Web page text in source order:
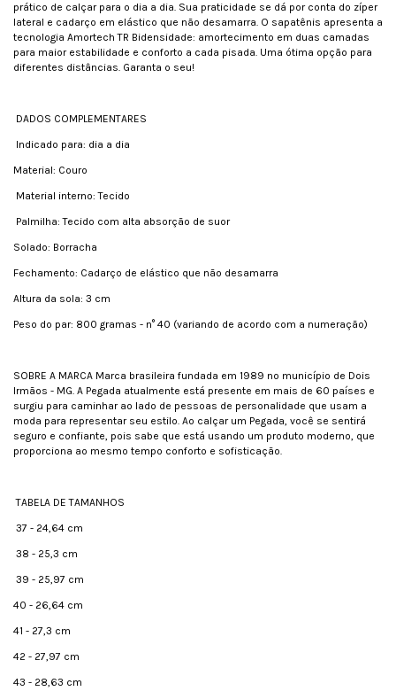
prático de calçar para o dia a dia. Sua praticidade se dá por conta do zíper
lateral e cadarço em elástico que não desamarra. O sapatênis apresenta a
tecnologia Amortech TR Bidensidade: amortecimento em duas camadas
para maior estabilidade e conforto a cada pisada. Uma ótima opção para
diferentes distâncias. Garanta o seu!
DADOS COMPLEMENTARES
Indicado para: dia a dia
Material: Couro
Material interno: Tecido
Palmilha: Tecido com alta absorção de suor
Solado: Borracha
Fechamento: Cadarço de elástico que não desamarra
Altura da sola: 3 cm
Peso do par: 800 gramas - n° 40 (variando de acordo com a numeração)
SOBRE A MARCA Marca brasileira fundada em 1989 no município de Dois
Irmãos - MG. A Pegada atualmente está presente em mais de 60 países e
surgiu para caminhar ao lado de pessoas de personalidade que usam a
moda para representar seu estilo. Ao calçar um Pegada, você se sentirá
seguro e confiante, pois sabe que está usando um produto moderno, que
proporciona ao mesmo tempo conforto e sofisticação.
TABELA DE TAMANHOS
37 - 24,64 cm
38 - 25,3 cm
39 - 25,97 cm
40 - 26,64 cm
41 - 27,3 cm
42 - 27,97 cm
43 - 28,63 cm